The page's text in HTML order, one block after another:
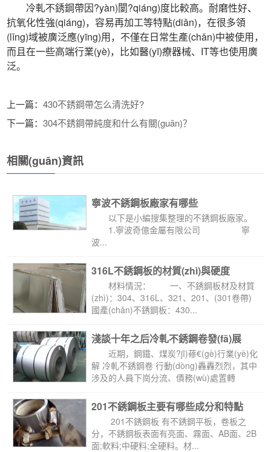
冷軋不銹鋼帶因?yàn)閺?qiáng)度比較高。耐磨性好、
抗氧化性強(qiáng)，容易再加工等特點(diǎn)，在很多領
(lǐng)域被廣泛應(yīng)用，不僅在日常生產(chǎn)中被使用，
而且在一些高端行業(yè)，比如醫(yī)療器械、IT等也使用廣
泛。
上一篇：430不銹鋼帶怎么清洗好?
下一篇：304不銹鋼帶純度和什么有關(guān)？
相關(guān)資訊
寧波不銹鋼板廠家有哪些
以下是小編搜集整理的不銹鋼板廠家。
1.寧波奇億金屬有限公司 寧
波...
316L不銹鋼板的材質(zhì)與硬度
材料情況： 一、不銹鋼板材及材質
(zhì)：304、316L、321、201、(301卷帶)
國產(chǎn)不銹鋼板：430...
淺談十年之后冷軋不銹鋼卷發(fā)展
近期，鋼鐵、煤炭?jī)蓚€(gè)行業(yè)化
解 冷軋不銹鋼卷 行動(dòng)轟轟烈烈，其中
涉及的人員下崗分流、債務(wù)處置轉
201不銹鋼板主要有哪些成分和特點
(diǎn)
201不銹鋼板 有不銹鋼平板，卷板之
分，不銹鋼板表面有亮面、霧面、AB面、2B
面;軟料;中硬料;全硬料。材...